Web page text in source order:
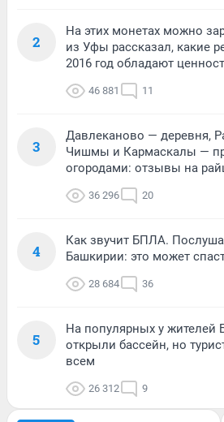
2
На этих монетах можно
из Уфы рассказал, какие
2016 год обладают
46 881 11
3
Давлеканово — деревня,
Чишмы и Кармаскалы —
огородами: отзывы на
36 296 20
4
Как звучит БПЛА.
Башкирии: это может
28 684 36
5
На популярных у жителей
открыли бассейн, но
всем
26 312 9